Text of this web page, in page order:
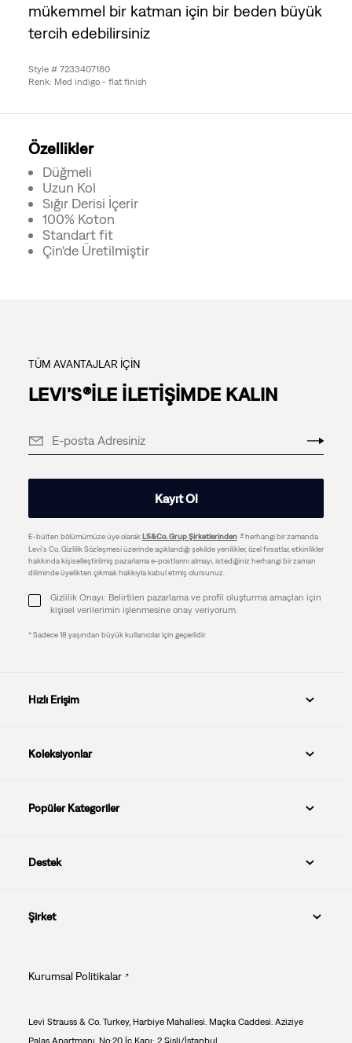
mükemmel bir katman için bir beden büyük
tercih edebilirsiniz
Style # 7233407180
Renk: Med indigo - flat finish
Özellikler
Düğmeli
Uzun Kol
Sığır Derisi İçerir
100% Koton
Standart fit
Çin'de Üretilmiştir
TÜM AVANTAJLAR İÇİN
LEVI’S®İLE İLETİŞİMDE KALIN
Kayıt Ol
E-bülten bölümümüze üye olarakLS&Co. Grup Şirketlerinden
herhangi bir zamanda
Levi's Co. Gizlilik Sözleşmesi üzerinde açıklandığı şekilde yenilikler, özel fırsatlar, etkinlikler
hakkında kişiselleştirilmiş pazarlama e-postlarını almayı, istediğiniz herhangi bir zaman
diliminde üyelikten çıkmak hakkıyla kabul etmiş olursunuz.
Gizlilik Onayı: Belirtilen pazarlama ve profil oluşturma amaçları için
kişisel verilerimin işlenmesine onay veriyorum.
* Sadece 18 yaşından büyük kullanıcılar için geçerlidir.
Hızlı Erişim
Koleksiyonlar
Popüler Kategoriler
Destek
Şirket
Kurumsal Politikalar
Levi Strauss & Co. Turkey, Harbiye Mahallesi. Maçka Caddesi. Aziziye
Palas Apartmanı. No:20 İç Kapı: 2 Şişli/İstanbul